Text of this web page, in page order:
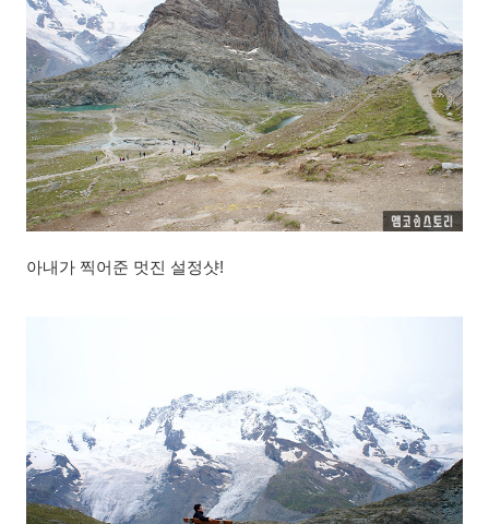
아내가 찍어준 멋진 설정샷!